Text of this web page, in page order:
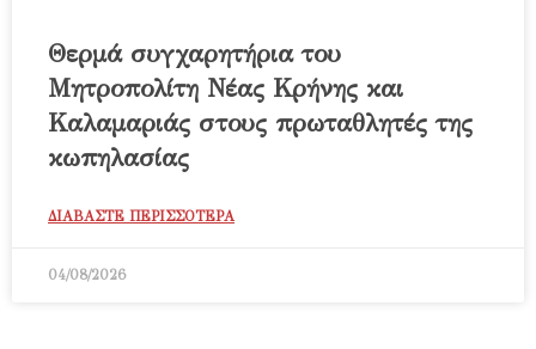
Θερμά συγχαρητήρια του
Μητροπολίτη Νέας Κρήνης και
Καλαμαριάς στους πρωταθλητές της
κωπηλασίας
ΔΙΑΒΑΣΤΕ ΠΕΡΙΣΣΟΤΕΡΑ
04/08/2026